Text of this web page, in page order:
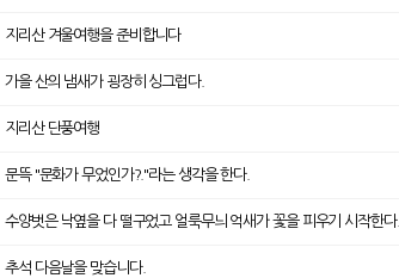
지리산 겨울여행을 준비합니다
가을 산의 냄새가 굉장히 싱그럽다.
지리산 단풍여행
문뜩 "문화가 무었인가?."라는 생각을 한다.
수양벗은 낙옆을 다 떨구었고 얼룩무늬 억새가 꽃을 피우기 시작한다.
추석 다음날을 맞습니다.